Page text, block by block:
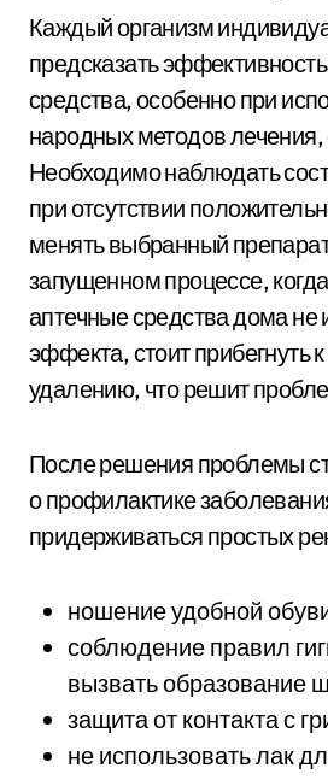
Каждый организм
предсказать
средства, особенно при
народных методов
Необходимо наблюдать
при отсутствии
менять выбранный
запущенном процессе,
аптечные средства дома
эффекта, стоит прибегнуть
удалению, что решит
После решения проблемы
о профилактике
придерживаться простых
ношение удобной
соблюдение правил
вызвать образование
защита от контакта с
не использовать лак